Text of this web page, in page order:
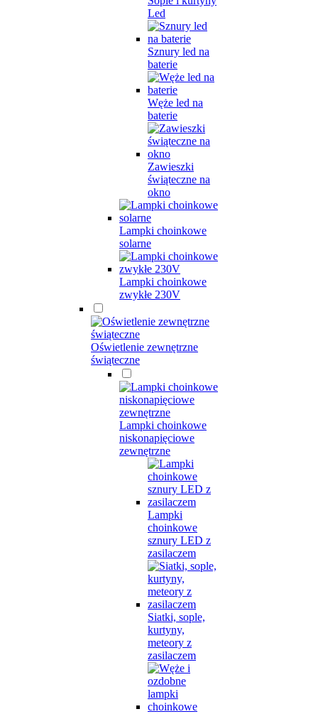
Led
Sznury led na
baterie
Węże led na
baterie
Zawieszki
świąteczne na
okno
Lampki choinkowe
solarne
Lampki choinkowe
zwykłe 230V
Oświetlenie zewnętrzne
świąteczne
Lampki choinkowe
niskonapięciowe
zewnętrzne
Lampki
choinkowe
sznury LED z
zasilaczem
Siatki, sople,
kurtyny,
meteory z
zasilaczem